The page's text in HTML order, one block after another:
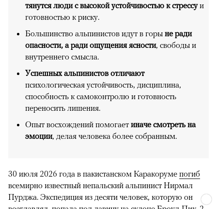
тянутся люди с высокой устойчивостью к стрессуи
готовностью к риску.
Большинство альпинистов идут в горы не ради
опасности, а ради ощущения ясности, свободы и
внутреннего смысла.
Успешных альпинистов отличают
психологическая устойчивость, дисциплина,
способность к самоконтролю и готовность
переносить лишения.
Опыт восхождений помогает иначе смотреть на
эмоции, делая человека более собранным.
30 июля 2026 года в пакистанском Каракоруме погиб
всемирно известный непальский альпинист Нирмал
Пурджа. Экспедиция из десяти человек, которую он